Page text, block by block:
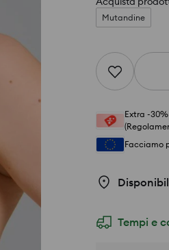
Mutandine
Extra -
Facciamo
Tempi e